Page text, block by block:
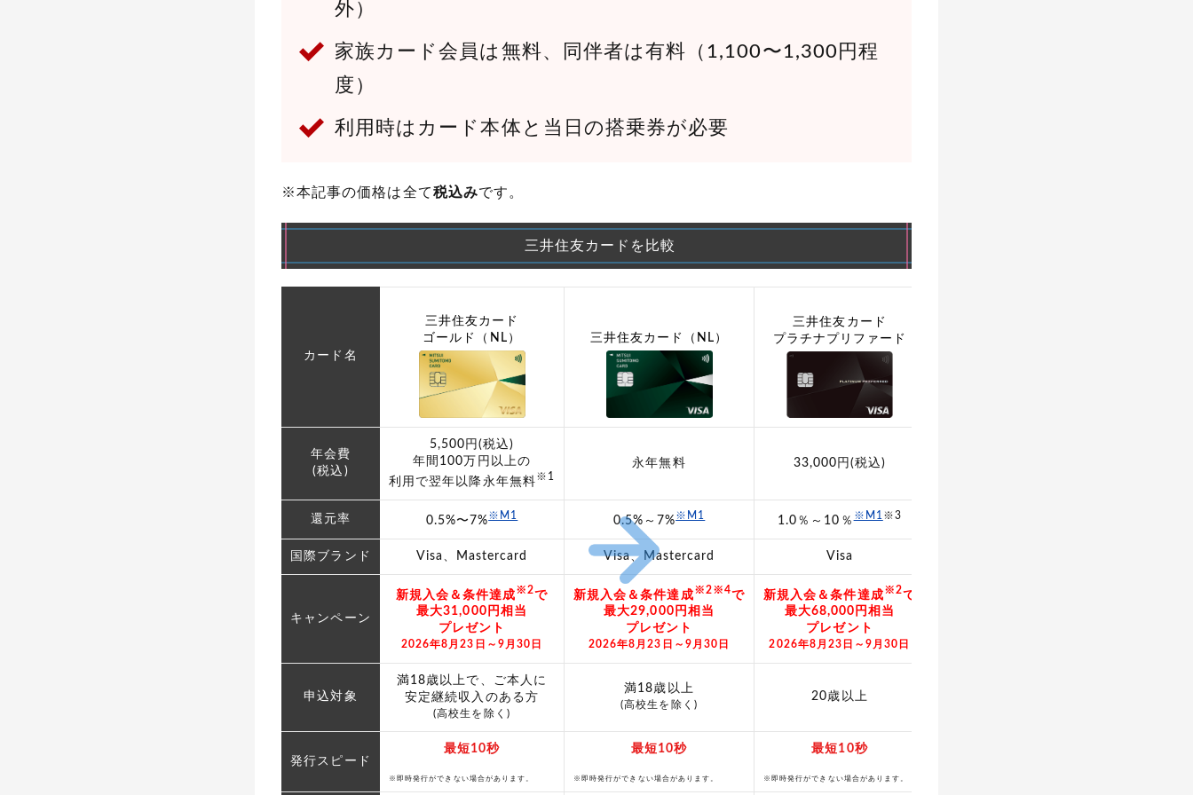
外）
家族カード会員は無料、同伴者は有料（1,100〜1,300円程
度）
利用時はカード本体と当日の搭乗券が必要
※本記事の価格は全て税込みです。
三井住友カードを比較
カード名
三井住友カード
ゴールド（NL）
三井住友カード（NL）
三井住友カード
プラチナプリファード
年会費
(税込)
5,500円(税込)
年間100万円以上の
利用で翌年以降永年無料※1
永年無料 33,000円(税込)
還元率 0.5%〜7%※M1 0.5%～7%※M1 1.0％～10％※M1 ※3
国際ブランド Visa、Mastercard Visa、Mastercard Visa
キャンペーン
新規入会＆条件達成※2で
最大31,000円相当
プレゼント
2026年8月23日～9月30日
新規入会＆条件達成※2※4で
最大29,000円相当
プレゼント
2026年8月23日～9月30日
新規入会＆条件達成※2で
最大68,000円相当
プレゼント
2026年8月23日～9月30日
申込対象
満18歳以上で、ご本人に
安定継続収入のある方
(高校生を除く)
満18歳以上
(高校生を除く)
20歳以上
発行スピード
最短10秒
※即時発行ができない場合があります。
最短10秒
※即時発行ができない場合があります。
最短10秒
※即時発行ができない場合があります。